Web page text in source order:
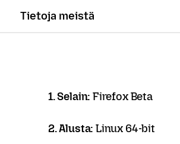
Tietoja meistä
1. Selain:Firefox Beta
2. Alusta:Linux 64-bit